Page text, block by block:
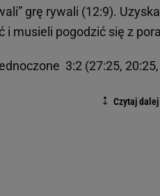
grę rywali (12:9).
i musieli pogodzić się z
3:2 (27:25,